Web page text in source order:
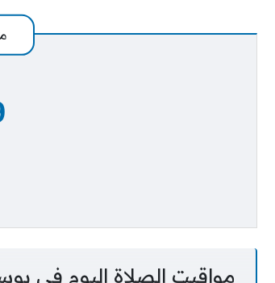
مواقيت الصلاة اليوم في